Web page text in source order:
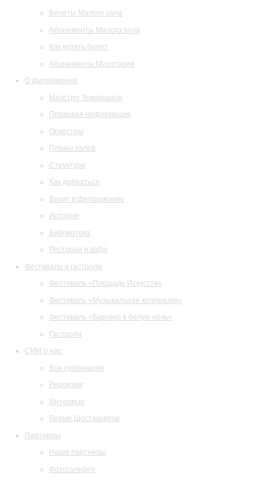
Билеты Малого зала
Абонементы Малого зала
Как купить билет
Абонементы Музитория
О филармонии
Маэстро Темирканов
Правовая информация
Оркестры
Планы залов
Структура
Как добраться
Визит в филармонию
История
Библиотека
Ресторан и кафе
Фестивали и гастроли
Фестиваль «Площадь Искусств»
Фестиваль «Музыкальная коллекция»
Фестиваль «Барокко в белую ночь»
Гастроли
СМИ о нас
Все публикации
Рецензии
Интервью
Время Шостаковича
Партнеры
Наши партнеры
Фотогалерея